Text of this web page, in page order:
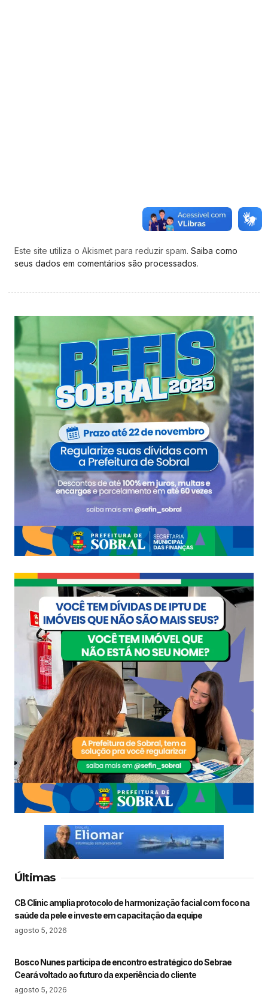
Este site utiliza o Akismet para reduzir spam. Saiba como
seus dados em comentários são processados.
Últimas
CB Clinic amplia protocolo de harmonização facial com foco na
saúde da pele e investe em capacitação da equipe
agosto 5, 2026
Bosco Nunes participa de encontro estratégico do Sebrae
Ceará voltado ao futuro da experiência do cliente
agosto 5, 2026